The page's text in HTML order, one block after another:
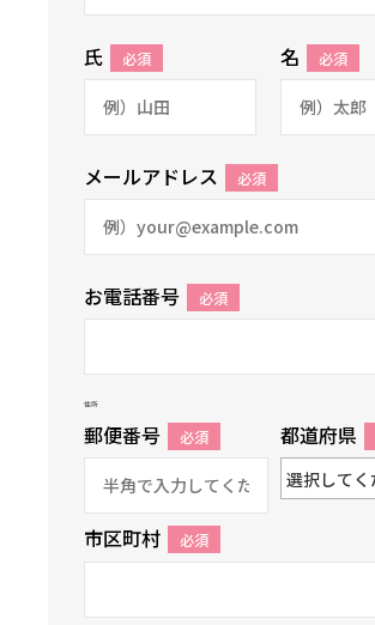
氏 必須 名 必須
メールアドレス 必須
お電話番号 必須
住所
郵便番号 必須 都道府県
市区町村 必須